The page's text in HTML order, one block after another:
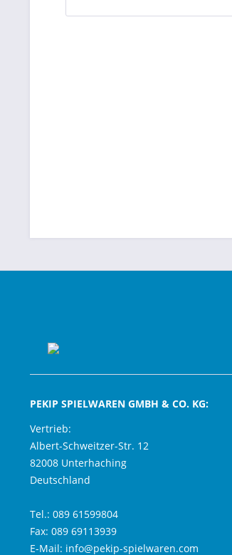
PEKIP SPIELWAREN GMBH & CO. KG:
Vertrieb:
Albert-Schweitzer-Str. 12
82008 Unterhaching
Deutschland
Tel.: 089 61599804
Fax: 089 69113939
E-Mail: info@pekip-spielwaren.com